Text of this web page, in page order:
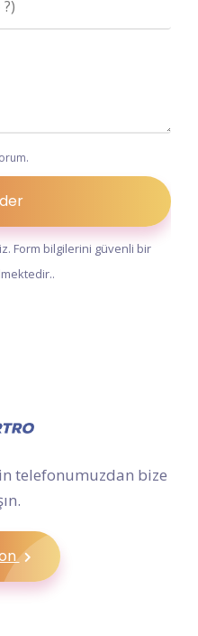
Form bilgilerini güvenli bir
telefonumuzdan bize